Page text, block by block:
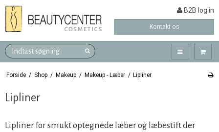
B2B log in
Kontakt os
Forside / Shop / Makeup / Makeup - Læber / Lipliner
Lipliner
Lipliner for smukt optegnede læber og læbestift der